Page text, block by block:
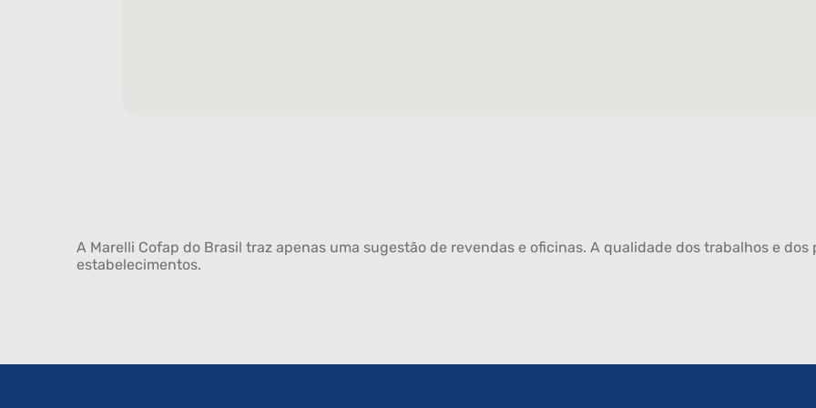
A Marelli Cofap do Brasil traz apenas uma sugestão de revendas e oficinas. A qualidade dos trabalhos e
estabelecimentos.